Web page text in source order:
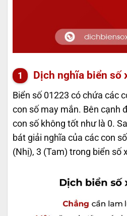
Dịch nghĩa biển số
Biển số 01223 có chứa các
con số may mắn. Bên cạnh
con số không tốt như là 0.
bát giải nghĩa của các con
(Nhị), 3 (Tam) trong biển số